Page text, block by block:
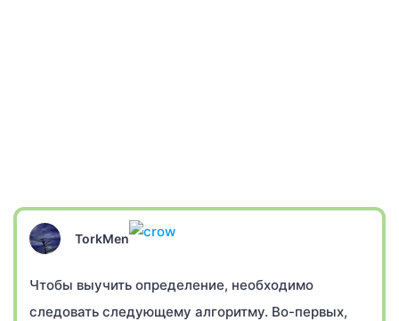
TorkMen
Чтобы выучить определение, необходимо
следовать следующему алгоритму. Во-первых,